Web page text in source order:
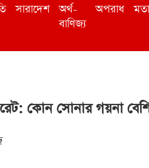
সারাদেশ
অর্থ-
বাণিজ্য
অপরাধ
কোন সোনার গয়না